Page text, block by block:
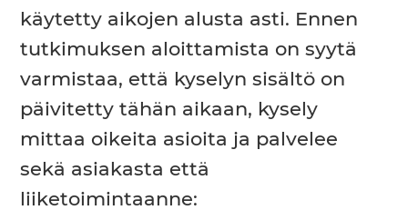
käytetty aikojen alusta asti. Ennen
tutkimuksen aloittamista on syytä
varmistaa, että kyselyn sisältö on
päivitetty tähän aikaan, kysely
mittaa oikeita asioita ja palvelee
sekä asiakasta että
liiketoimintaanne: